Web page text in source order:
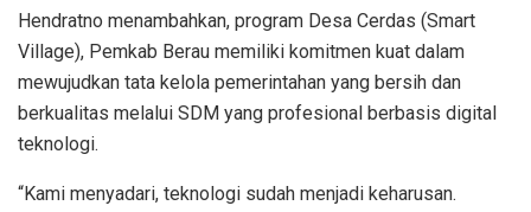
Hendratno menambahkan, program Desa Cerdas (Smart
Village), Pemkab Berau memiliki komitmen kuat dalam
mewujudkan tata kelola pemerintahan yang bersih dan
berkualitas melalui SDM yang profesional berbasis digital
teknologi.
“Kami menyadari, teknologi sudah menjadi keharusan.